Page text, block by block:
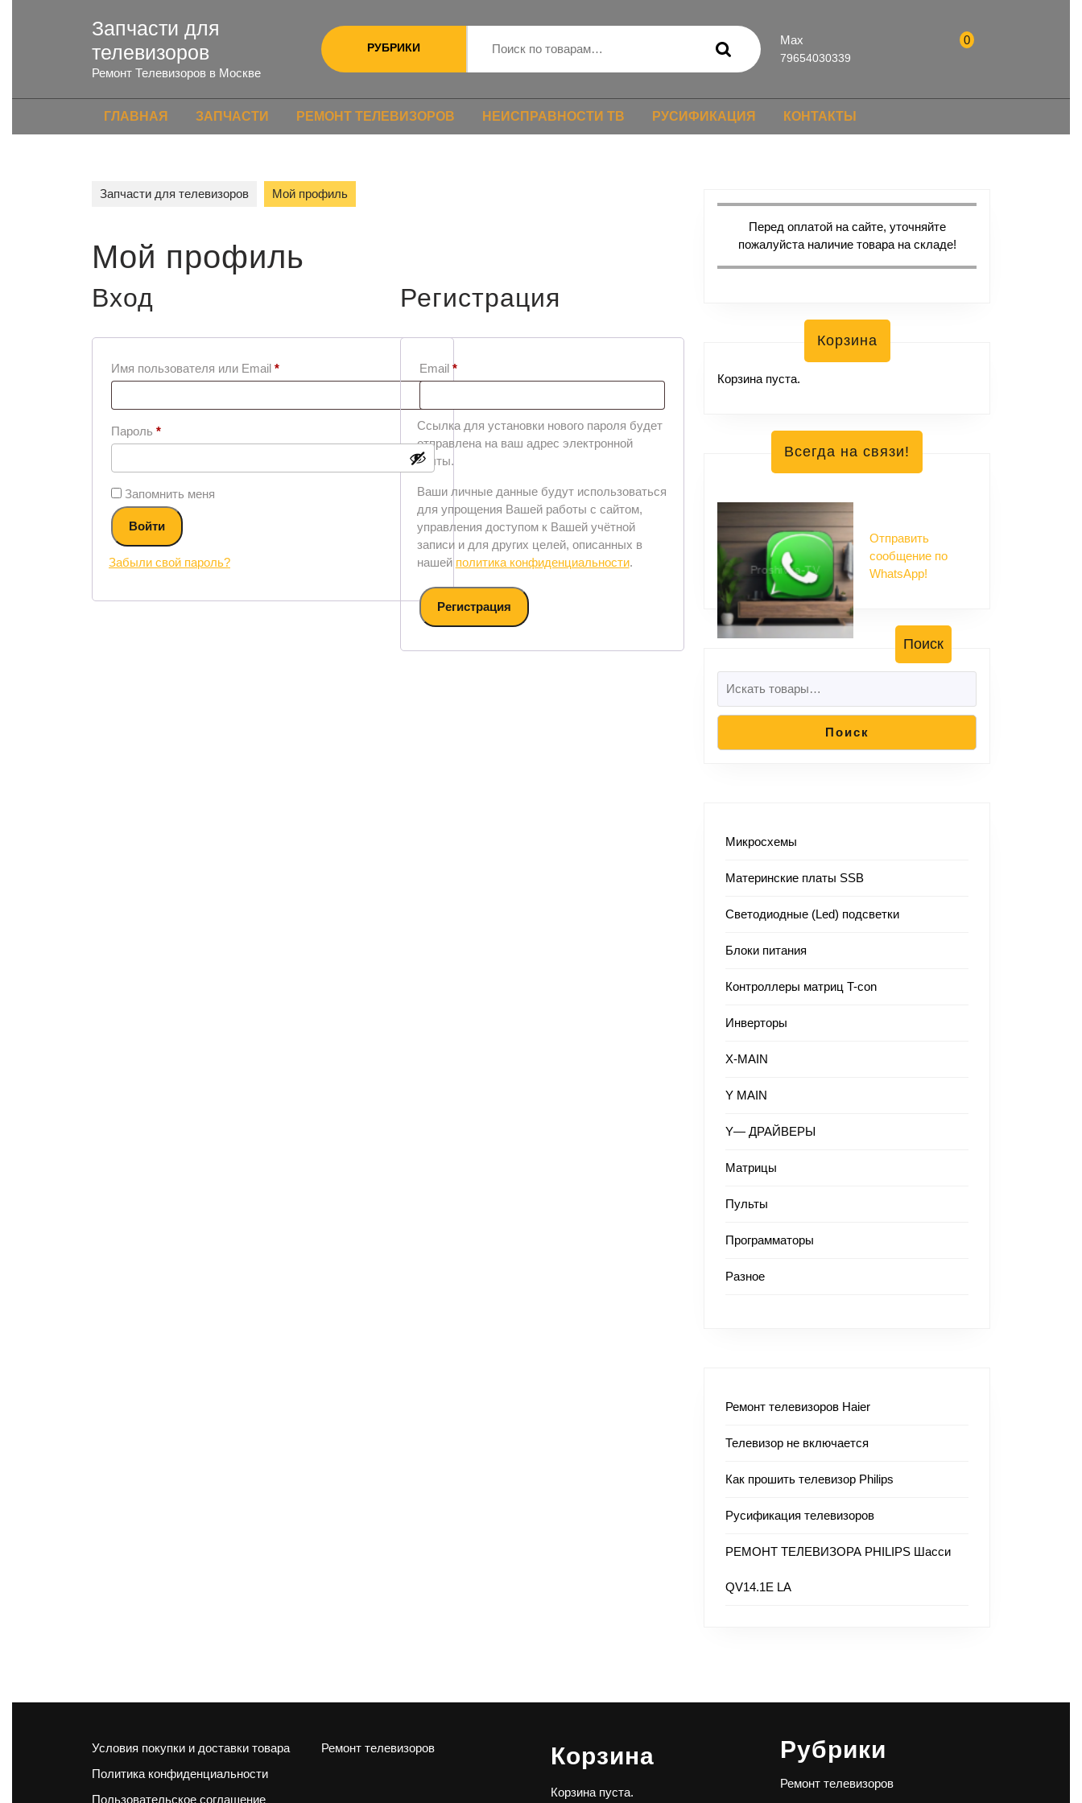
Запчасти для
телевизоров
Ремонт Телевизоров в Москве
РУБРИКИ
Max
79654030339
0
ГЛАВНАЯ ЗАПЧАСТИ РЕМОНТ ТЕЛЕВИЗОРОВ НЕИСПРАВНОСТИ ТВ РУСИФИКАЦИЯ КОНТАКТЫ
Запчасти для телевизоров Мой профиль
Мой профиль
Вход
Имя пользователя или Email *
Пароль *
Запомнить меня
Войти
Забыли свой пароль?
Регистрация
Email *
Ссылка для установки нового пароля будет
отправлена ​​на ваш адрес электронной
почты.
Ваши личные данные будут использоваться
для упрощения Вашей работы с сайтом,
управления доступом к Вашей учётной
записи и для других целей, описанных в
нашей политика конфиденциальности.
Регистрация
Перед оплатой на сайте, уточняйте
пожалуйста наличие товара на складе!
Корзина
Корзина пуста.
Всегда на связи!
Отправить
сообщение по
WhatsApp!
Поиск
Поиск
Микросхемы
Материнские платы SSB
Светодиодные (Led) подсветки
Блоки питания
Контроллеры матриц T-con
Инверторы
X-MAIN
Y MAIN
Y— ДРАЙВЕРЫ
Матрицы
Пульты
Программаторы
Разное
Ремонт телевизоров Haier
Телевизор не включается
Как прошить телевизор Philips
Русификация телевизоров
РЕМОНТ ТЕЛЕВИЗОРА PHILIPS Шасси
QV14.1E LA
Условия покупки и доставки товара
Политика конфиденциальности
Пользовательское соглашение
Ремонт телевизоров Корзина
Корзина пуста.
Рубрики
Ремонт телевизоров